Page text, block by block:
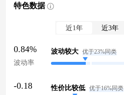
特色数据
近1年 近3年
0.84%
波动率
波动较大 优于23%同类
-0.18 性价比较低 优于16%同类